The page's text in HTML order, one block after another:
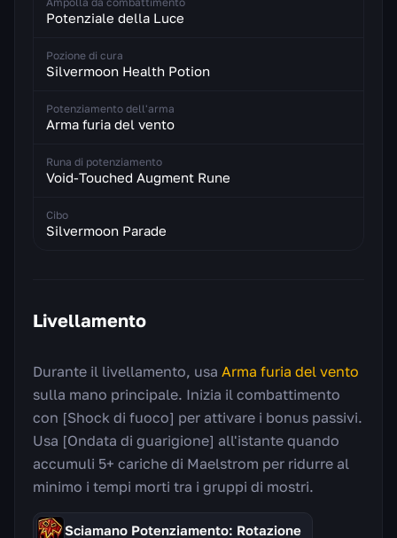
Potenziale della Luce
Pozione di cura
Silvermoon Health Potion
Potenziamento dell'arma
Arma furia del vento
Runa di potenziamento
Void-Touched Augment Rune
Cibo
Silvermoon Parade
Livellamento
Durante il livellamento, usa Arma furia del vento
sulla mano principale. Inizia il combattimento
con [Shock di fuoco] per attivare i bonus passivi.
Usa [Ondata di guarigione] all'istante quando
accumuli 5+ cariche di Maelstrom per ridurre al
minimo i tempi morti tra i gruppi di mostri.
Sciamano Potenziamento: Rotazione